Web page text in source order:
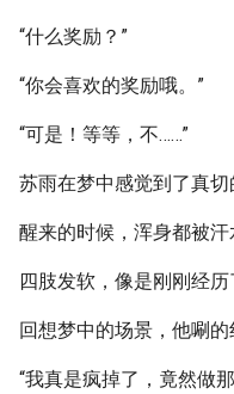
“什么奖励？”
“你会喜欢的奖励哦。”
“可是！等等，不……”
苏雨在梦中感觉到了真切
醒来的时候，浑身都被汗
四肢发软，像是刚刚经历
回想梦中的场景，他唰的
“我真是疯掉了，竟然做